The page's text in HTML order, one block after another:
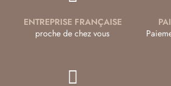
ENTREPRISE FRANÇAISE
proche de chez vous